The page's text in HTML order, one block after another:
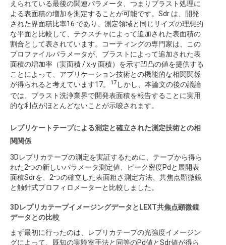
えられている最後の関連パラメータ、つまりブラスト処理に
よる表面積の増加を測定することが可能です。Sdr は、開発
された界面積比率16 であり、測定領域と同じサイズの理想的
な平面と比較して、テクスチャによって追加された表面積の
割合として表されています。コーティングの専門家は、この
プロファイルパラメータが、ブラストによって追加された表
面積の増加率（実面積 / x-y 面積）を示す凹凸の値を提供する
ことによって、アプリケーション技術との機能的な相関関係
が得られると考えています17。
17 しかし、本論文の後の議論
では、ブラスト洗浄業界で開発表面積を報告することに実用
的な利点がほとんどないことが示唆されます。
レプリケートテープによる測定と確立された測定技術との相
関関係
3Dレプリカテープの測定を実証するために、テープから得ら
れた2つの新しいパラメータ測定値、ピーク密度Pdと展開表
面積Sdrを、2つの確立した表面粗さ測定方法、共焦点顕微鏡
と触針式プロフィロメーターと比較しました。
3DレプリカテープイメージングデータとLEXT共焦点顕微鏡
データとの比較
まず最初に行ったのは、レプリカテープの光強度イメージン
グによって、既知の実験室手法と同等のPd値とSdr値が得ら